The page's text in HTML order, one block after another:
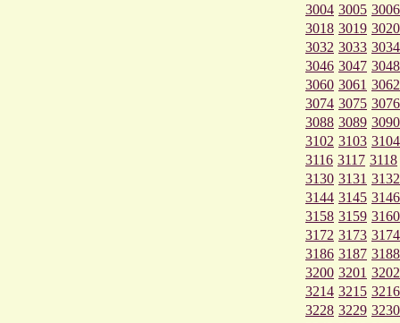
3004 3005 3006
3018 3019 3020
3032 3033 3034
3046 3047 3048
3060 3061 3062
3074 3075 3076
3088 3089 3090
3102 3103 3104
3116 3117 3118
3130 3131 3132
3144 3145 3146
3158 3159 3160
3172 3173 3174
3186 3187 3188
3200 3201 3202
3214 3215 3216
3228 3229 3230